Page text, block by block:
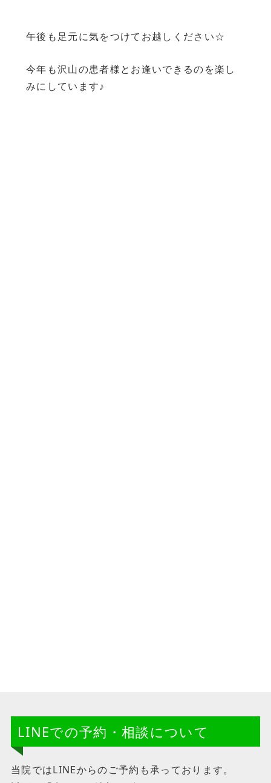
午後も足元に気をつけてお越しください☆
今年も沢山の患者様とお逢いできるのを楽し
みにしています♪
LINEでの予約・相談について
当院ではLINEからのご予約も承っております。